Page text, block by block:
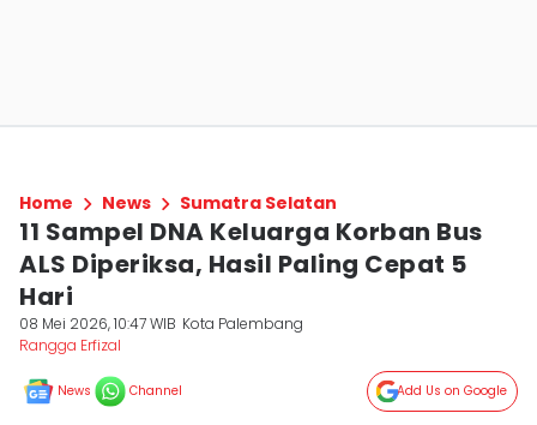
Home News Sumatra Selatan
11 Sampel DNA Keluarga Korban Bus
ALS Diperiksa, Hasil Paling Cepat 5
Hari
08 Mei 2026, 10:47 WIB Kota Palembang
Rangga Erfizal
News Channel Add Us on Google